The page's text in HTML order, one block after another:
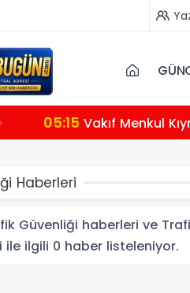
05:15 Vakıf Menkul
Haberleri
Güvenliği haberleri ve
ile ilgili 0 haber listeleniyor.